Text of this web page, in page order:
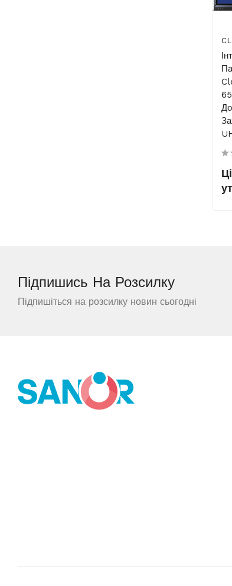
Підпишись На Розсилку
Підпишіться на розсилку новин сьогодні